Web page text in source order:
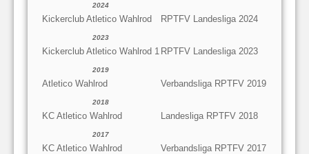
2024
Kickerclub Atletico Wahlrod RPTFV Landesliga 2024
2023
Kickerclub Atletico Wahlrod 1 RPTFV Landesliga 2023
2019
Atletico Wahlrod Verbandsliga RPTFV 2019
2018
KC Atletico Wahlrod Landesliga RPTFV 2018
2017
KC Atletico Wahlrod Verbandsliga RPTFV 2017